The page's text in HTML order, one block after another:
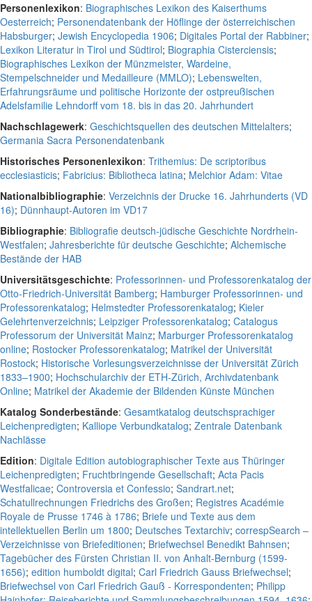
Personenlexikon: Biographisches Lexikon des Kaiserthums
Oesterreich; Personendatenbank der Höflinge der österreichischen
Habsburger; Jewish Encyclopedia 1906; Digitales Portal der Rabbiner;
Lexikon Literatur in Tirol und Südtirol; Biographia Cisterciensis;
Biographisches Lexikon der Münzmeister, Wardeine,
Stempelschneider und Medailleure (MMLO); Lebenswelten,
Erfahrungsräume und politische Horizonte der ostpreußischen
Adelsfamilie Lehndorff vom 18. bis in das 20. Jahrhundert
Nachschlagewerk: Geschichtsquellen des deutschen Mittelalters;
Germania Sacra Personendatenbank
Historisches Personenlexikon: Trithemius: De scriptoribus
ecclesiasticis; Fabricius: Bibliotheca latina; Melchior Adam: Vitae
Nationalbibliographie: Verzeichnis der Drucke 16. Jahrhunderts (VD
16); Dünnhaupt-Autoren im VD17
Bibliographie: Bibliografie deutsch-jüdische Geschichte Nordrhein-
Westfalen; Jahresberichte für deutsche Geschichte; Alchemische
Bestände der HAB
Universitätsgeschichte: Professorinnen- und Professorenkatalog der
Otto-Friedrich-Universität Bamberg; Hamburger Professorinnen- und
Professorenkatalog; Helmstedter Professorenkatalog; Kieler
Gelehrtenverzeichnis; Leipziger Professorenkatalog; Catalogus
Professorum der Universität Mainz; Marburger Professorenkatalog
online; Rostocker Professorenkatalog; Matrikel der Universität
Rostock; Historische Vorlesungsverzeichnisse der Universität Zürich
1833–1900; Hochschularchiv der ETH-Zürich, Archivdatenbank
Online; Matrikel der Akademie der Bildenden Künste München
Katalog Sonderbestände: Gesamtkatalog deutschsprachiger
Leichenpredigten; Kalliope Verbundkatalog; Zentrale Datenbank
Nachlässe
Edition: Digitale Edition autobiographischer Texte aus Thüringer
Leichenpredigten; Fruchtbringende Gesellschaft; Acta Pacis
Westfalicae; Controversia et Confessio; Sandrart.net;
Schatullrechnungen Friedrichs des Großen; Registres Académie
Royale de Prusse 1746 à 1786; Briefe und Texte aus dem
intellektuellen Berlin um 1800; Deutsches Textarchiv; correspSearch –
Verzeichnisse von Briefeditionen; Briefwechsel Benedikt Bahnsen;
Tagebücher des Fürsten Christian II. von Anhalt-Bernburg (1599-
1656); edition humboldt digital; Carl Friedrich Gauss Briefwechsel;
Briefwechsel von Carl Friedrich Gauß - Korrespondenten; Philipp